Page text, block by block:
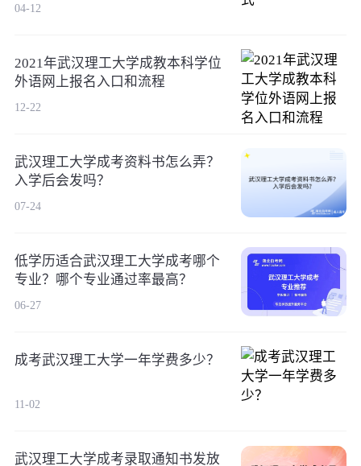
04-12
2021年武汉理工大学成教本科学位
外语网上报名入口和流程
12-22
武汉理工大学成考资料书怎么弄？
入学后会发吗？
07-24
低学历适合武汉理工大学成考哪个
专业？哪个专业通过率最高？
06-27
成考武汉理工大学一年学费多少？
11-02
武汉理工大学成考录取通知书发放